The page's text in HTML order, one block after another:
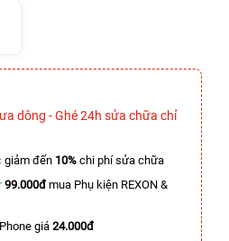
dông - Ghé 24h sửa chữa chỉ
giảm đến 10% chi phí sửa chữa
99.000đmua Phụ kiện REXON &
giá24.000đ